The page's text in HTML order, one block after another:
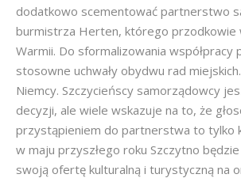
dodatkowo scementować partnerstwo
burmistrza Herten, którego przodkowie
Warmii. Do sformalizowania współpracy
stosowne uchwały obydwu rad
Niemcy. Szczycieńscy samorządowcy
decyzji, ale wiele wskazuje na to, że
przystąpieniem do partnerstwa to tylko
w maju przyszłego roku Szczytno
swoją ofertę kulturalną i turystyczną na